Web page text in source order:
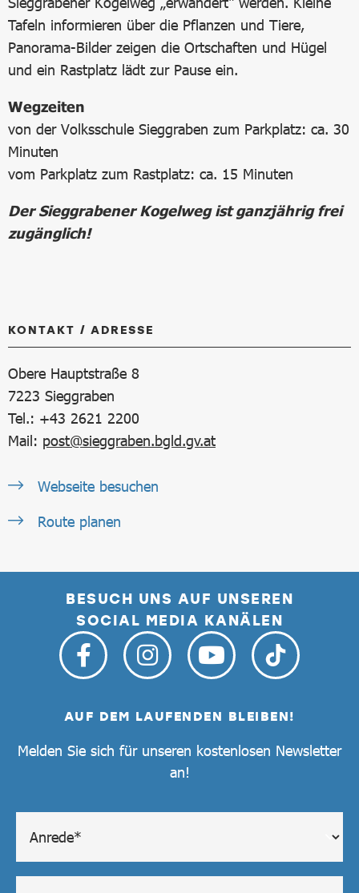
Tafeln informieren über die Pflanzen und Tiere,
Panorama-Bilder zeigen die Ortschaften und Hügel
und ein Rastplatz lädt zur Pause ein.
Wegzeiten
von der Volksschule Sieggraben zum Parkplatz: ca. 30
Minuten
vom Parkplatz zum Rastplatz: ca. 15 Minuten
Der Sieggrabener Kogelweg ist ganzjährig frei
zugänglich!
KONTAKT / ADRESSE
Obere Hauptstraße 8
7223 Sieggraben
Tel.: +43 2621 2200
Mail: post@sieggraben.bgld.gv.at
Webseite besuchen
Route planen
BESUCH UNS AUF UNSEREN
SOCIAL MEDIA KANÄLEN
AUF DEM LAUFENDEN BLEIBEN!
Melden Sie sich für unseren kostenlosen Newsletter
an!